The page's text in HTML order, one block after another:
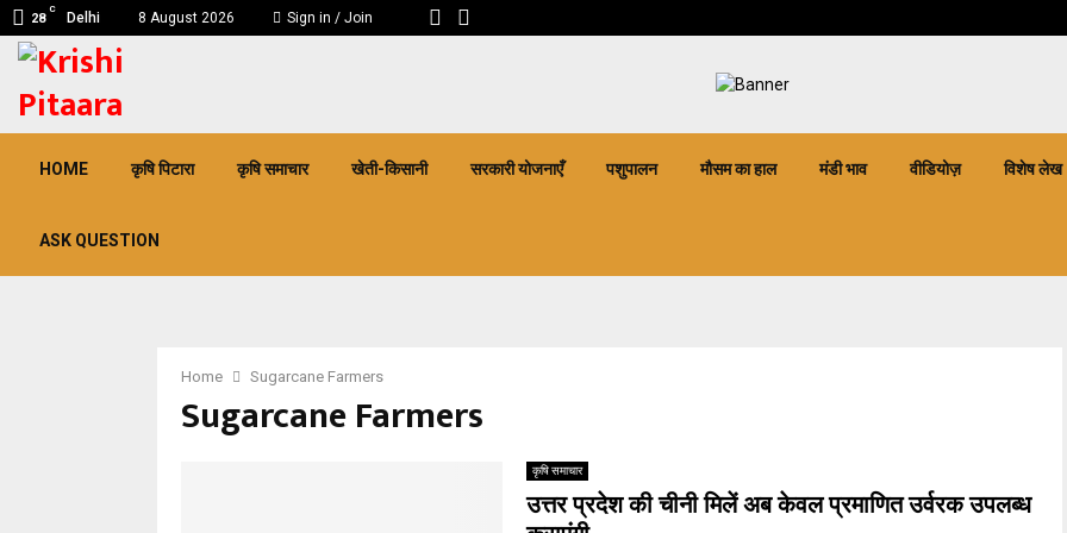
28
C
Delhi 8 August 2026 Sign in / Join
HOME कृषि पिटारा कृषि समाचार खेती-किसानी सरकारी योजनाएँ पशुपालन मौसम का हाल मंडी भाव वीडियोज़ विशेष लेख
ASK QUESTION
Home Sugarcane Farmers
Sugarcane Farmers
कृषि समाचार
उत्तर प्रदेश की चीनी मिलें अब केवल प्रमाणित उर्वरक उपलब्ध